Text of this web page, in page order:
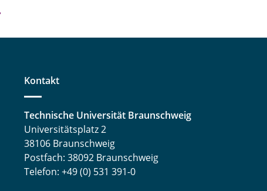
Kontakt
Technische Universität Braunschweig
Universitätsplatz 2
38106 Braunschweig
Postfach: 38092 Braunschweig
Telefon: +49 (0) 531 391-0